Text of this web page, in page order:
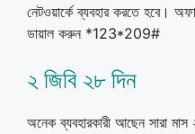
নেটওয়ার্কে ব্যবহার করতে হবে।
ডায়াল করুন *123*209#
২ জিবি ২৮ দিন
অনেক ব্যবহারকারী আছেন সারা মাস